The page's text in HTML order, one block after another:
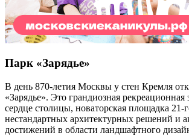
Парк «Зарядье»
В день 870-летия Москвы у стен Кремля
«Зарядье». Это грандиозная рекреационная
сердце столицы, новаторская площадка 21-
нестандартных архитектурных решений и
достижений в области ландшафтного